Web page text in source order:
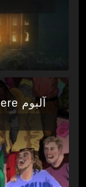
آلبوم I’m Not Supposed To Be Here